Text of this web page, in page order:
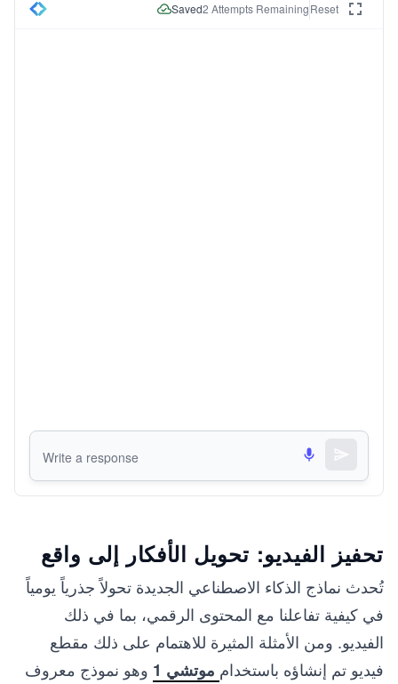
Saved2 Attempts RemainingReset
تحفيز الفيديو: تحويل الأفكار إلى واقع
تُحدث نماذج الذكاء الاصطناعي الجديدة تحولاً جذرياً يومياً
في كيفية تفاعلنا مع المحتوى الرقمي، بما في ذلك
الفيديو. ومن الأمثلة المثيرة للاهتمام على ذلك مقطع
فيديو تم إنشاؤه باستخدام موتشي 1
وهو نموذج معروف